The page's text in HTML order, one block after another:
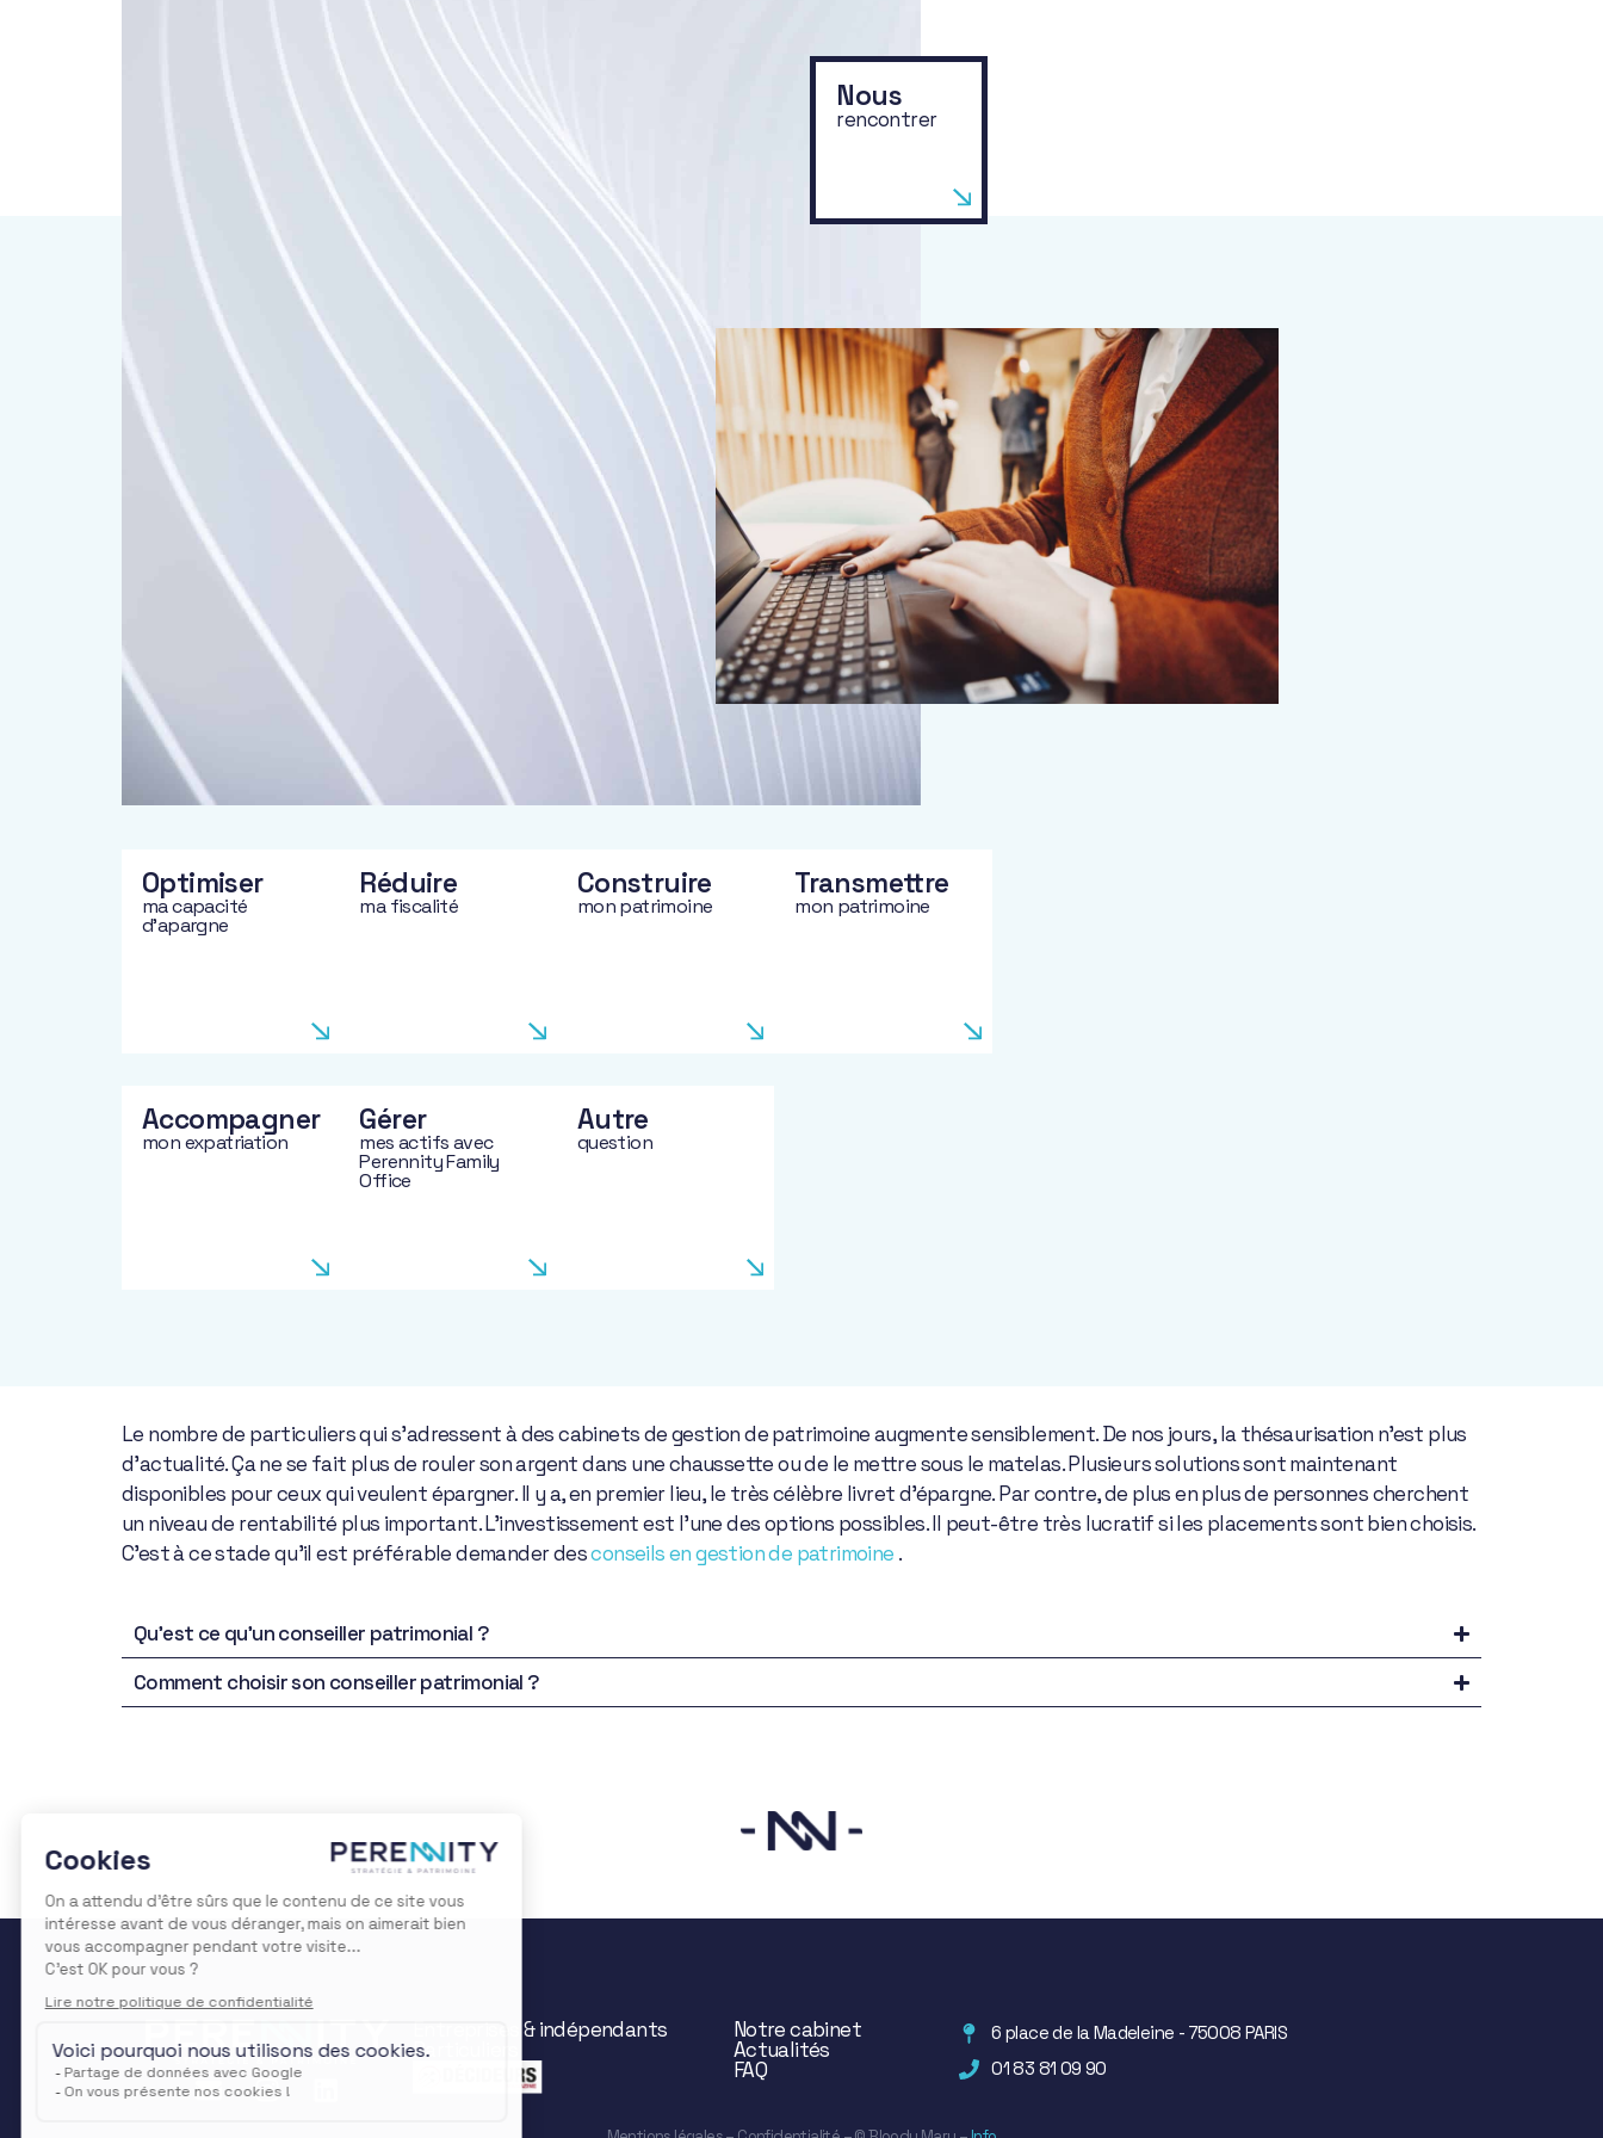
Nous
rencontrer
Optimiser
ma capacité
d'apargne
Réduire
ma fiscalité
Construire
mon patrimoine
Transmettre
mon patrimoine
Accompagner
mon expatriation
Gérer
mes actifs avec
Perennity Family
Office
Autre
question
Le nombre de particuliers qui s’adressent à des cabinets de gestion de patrimoine augmente sensiblement. De nos jours, la thésaurisation n’est plus
d’actualité. Ça ne se fait plus de rouler son argent dans une chaussette ou de le mettre sous le matelas. Plusieurs solutions sont maintenant
disponibles pour ceux qui veulent épargner. Il y a, en premier lieu, le très célèbre livret d’épargne. Par contre, de plus en plus de personnes cherchent
un niveau de rentabilité plus important. L’investissement est l’une des options possibles. Il peut-être très lucratif si les placements sont bien choisis.
C’est à ce stade qu’il est préférable demander desconseils en gestion de patrimoine .
Qu’est ce qu’un conseiller patrimonial ?
Comment choisir son conseiller patrimonial ?
Entreprises & indépendants
Particuliers
Notre cabinet
Actualités
FAQ
6 place de la Madeleine - 75008 PARIS
01 83 81 09 90